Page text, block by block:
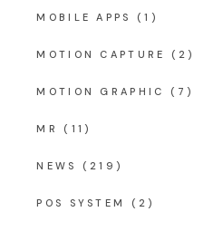
MOBILE APPS (1)
MOTION CAPTURE (2)
MOTION GRAPHIC (7)
MR (11)
NEWS (219)
POS SYSTEM (2)